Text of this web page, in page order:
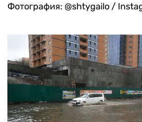
Фотография: @shtygailo /